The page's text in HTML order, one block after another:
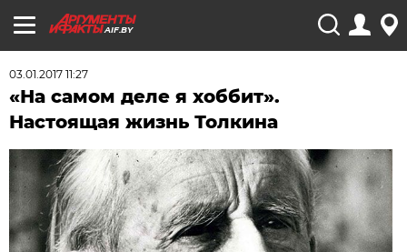
AIF.BY
03.01.2017 11:27
«На самом деле я хоббит».
Настоящая жизнь Толкина